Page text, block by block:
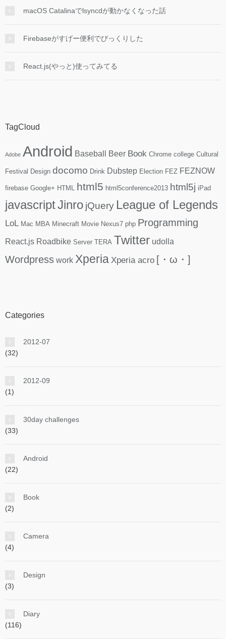
macOS Catalinaでlsyncdが動かなくなった話
Firebaseがすげー便利でびっくりした
React.js(やっと)使ってみてる
TagCloud
Adobe Android Baseball Beer Book Chrome college Cultural
Festival Design docomo Drink Dubstep Election FEZ FEZNOW
firebase Google+ HTML html5 html5conference2013 html5j iPad
javascriptJinro jQuery League of Legends
LoL Mac MBA Minecraft Movie Nexus7 php Programming
React.js Roadbike Server TERA Twitter udolla
Wordpress work Xperia Xperia acro [・ω・]
Categories
2012-07
(32)
2012-09
(1)
30day challenges
(33)
Android
(22)
Book
(2)
Camera
(4)
Design
(3)
Diary
(116)